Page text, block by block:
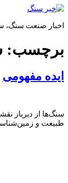
پرش
محتوا
اخبار صنعت سنگ،
برچسب:
ایده مفهومی
طبیعت و